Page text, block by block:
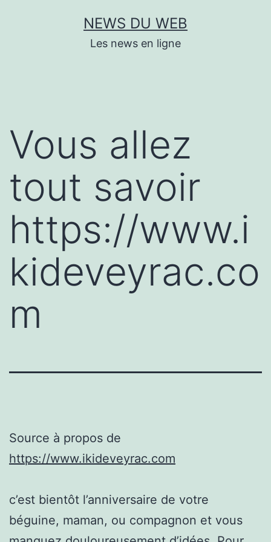
NEWS DU WEB
Les news en ligne
Vous allez
tout savoir
https://www.i
kideveyrac.co
m
Source à propos de
https://www.ikideveyrac.com
c’est bientôt l’anniversaire de votre
béguine, maman, ou compagnon et vous